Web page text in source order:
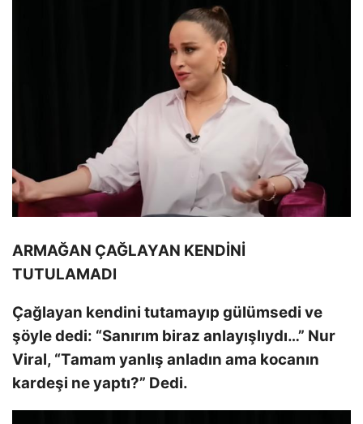
ARMAĞAN ÇAĞLAYAN KENDİNİ
TUTULAMADI
Çağlayan kendini tutamayıp gülümsedi ve
şöyle dedi: “Sanırım biraz anlayışlıydı…” Nur
Viral, “Tamam yanlış anladın ama kocanın
kardeşi ne yaptı?” Dedi.